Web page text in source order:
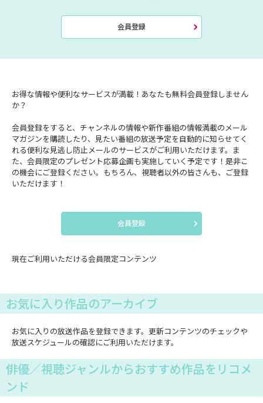
会員登録
お得な情報や便利なサービスが満載！あなたも無料会員登録しません
か？
会員登録をすると、チャンネルの情報や新作番組の情報満載のメール
マガジンを購読したり、見たい番組の放送予定を自動的に知らせてく
れる便利な見逃し防止メールのサービスがご利用いただけます。ま
た、会員限定のプレゼント応募企画も実施していく予定です！是非こ
の機会にご登録ください。もちろん、視聴者以外の皆さんも、ご登録
いただけます！
会員登録
現在ご利用いただける会員限定コンテンツ
お気に入り作品のアーカイブ
お気に入りの放送作品を登録できます。更新コンテンツのチェックや
放送スケジュールの確認にご利用いただけます。
俳優／視聴ジャンルからおすすめ作品をリコメ
ンド